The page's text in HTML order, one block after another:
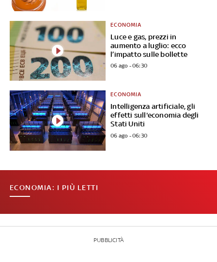
Luce e gas, prezzi in
aumento a luglio: ecco
l’impatto sulle bollette
ECONOMIA
06 ago - 06:30
Intelligenza artificiale, gli
effetti sull'economia degli
Stati Uniti
ECONOMIA
06 ago - 06:30
ECONOMIA: I PIÙ LETTI
PUBBLICITÀ